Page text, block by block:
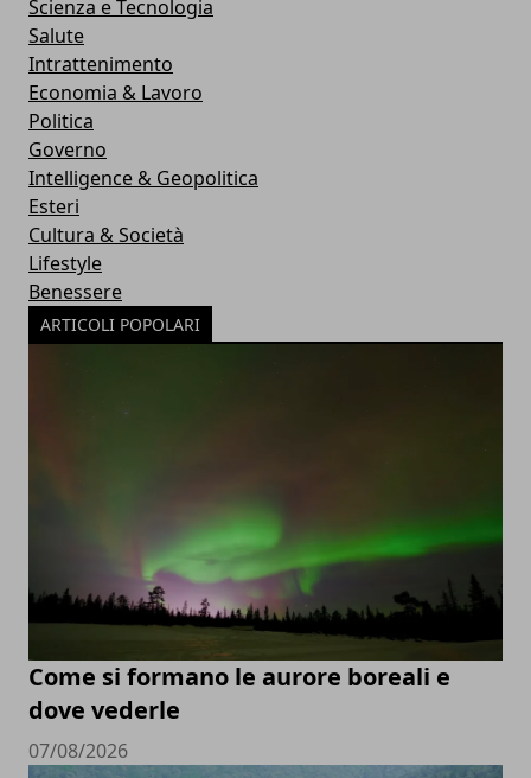
Scienza e Tecnologia
Salute
Intrattenimento
Economia & Lavoro
Politica
Governo
Intelligence & Geopolitica
Esteri
Cultura & Società
Lifestyle
Benessere
ARTICOLI POPOLARI
Come si formano le aurore boreali e
dove vederle
07/08/2026